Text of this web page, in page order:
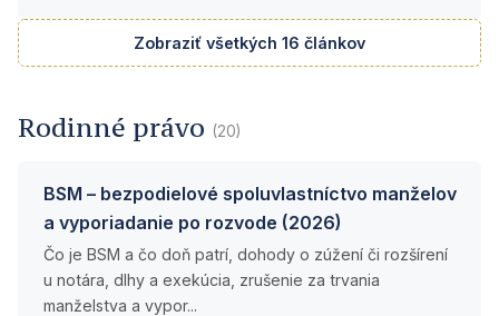
Zobraziť všetkých 16 článkov
Rodinné právo (20)
BSM – bezpodielové spoluvlastníctvo manželov
a vyporiadanie po rozvode (2026)
Čo je BSM a čo doň patrí, dohody o zúžení či rozšírení
u notára, dlhy a exekúcia, zrušenie za trvania
manželstva a vypor...